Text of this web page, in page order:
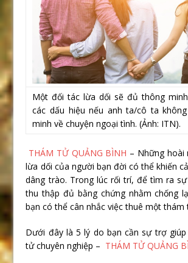
Một đối tác lừa dối sẽ đủ thông
các dấu hiệu nếu anh ta/cô ta
minh về chuyện ngoại tình. (Ảnh: ITN).
THÁM TỬ QUẢNG BÌNH – Những hoài
lừa dối của người bạn đời có thể khiến
dâng trào. Trong lúc rối trí, để tìm ra
thu thập đủ bằng chứng nhằm chống
bạn có thể cân nhắc việc thuê một thám
Dưới đây là 5 lý do bạn cần sự trợ
tử chuyên nghiệp – THÁM TỬ QUẢNG